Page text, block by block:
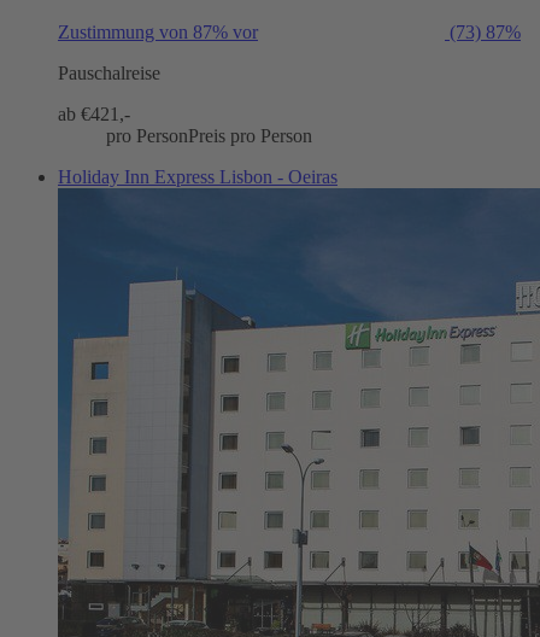
Zustimmung von 87% vor (73) 87%
Pauschalreise
ab €421,-
pro PersonPreis pro Person
Holiday Inn Express Lisbon - Oeiras